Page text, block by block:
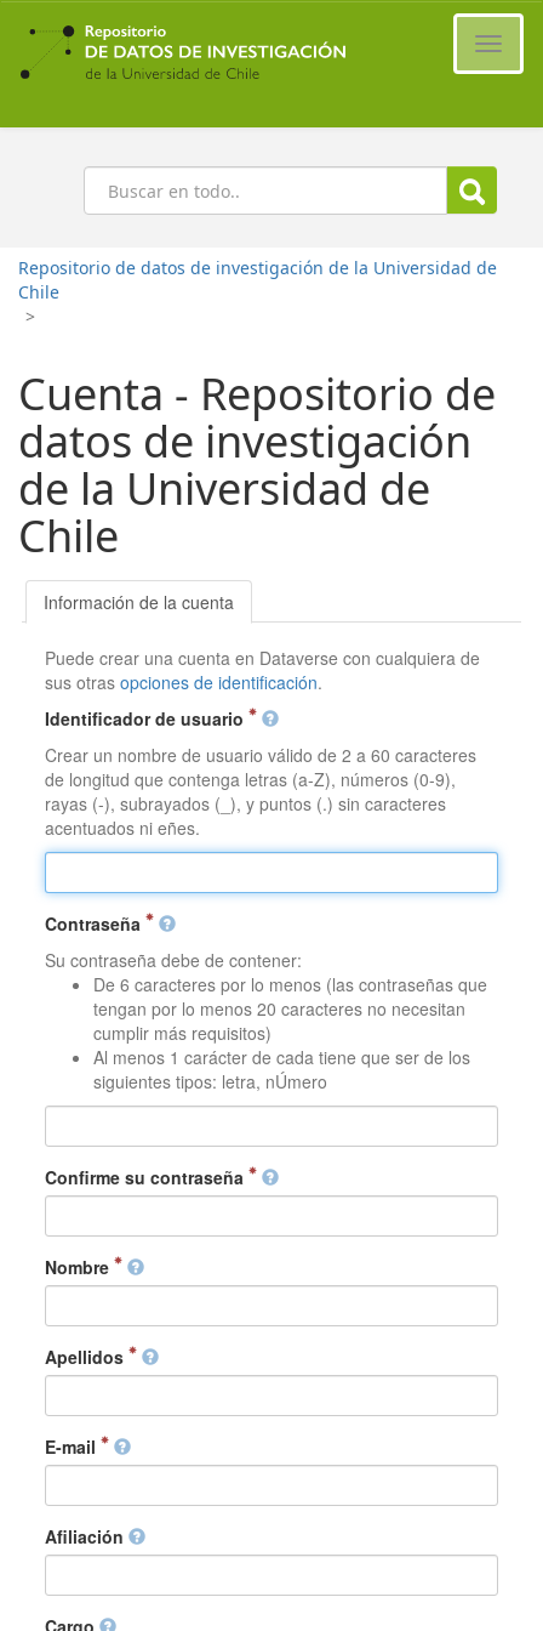
Ir
contenido
principal
Buscar
Repositorio de datos de investigación de la Universidad de
Chile
>
Cuenta - Repositorio de
datos de investigación
de la Universidad de
Chile
Información de la cuenta
Puede crear una cuenta en Dataverse con cualquiera de
sus otrasopciones de identificación.
Identificador de usuario
Crear un nombre de usuario válido de 2 a 60 caracteres
de longitud que contenga letras (a-Z), números (0-9),
rayas (-), subrayados (_), y puntos (.) sin caracteres
acentuados ni eñes.
Contraseña
Su contraseña debe de contener:
De 6 caracteres por lo menos (las contraseñas que
tengan por lo menos 20 caracteres no necesitan
cumplir más requisitos)
Al menos 1 carácter de cada tiene que ser de los
siguientes tipos: letra, nÚmero
Confirme su contraseña
Nombre
Apellidos
E-mail
Afiliación
Cargo